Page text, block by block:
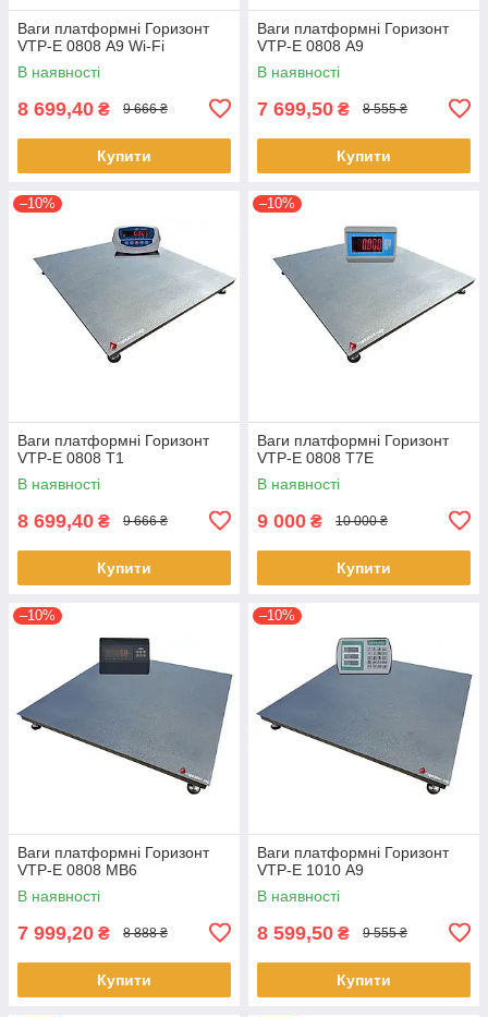
Ваги платформні Горизонт
VTP-Е 0808 A9 Wi-Fi
В наявності
8 699,40 ₴ 9 666 ₴
Купити
Ваги платформні Горизонт
VTP-Е 0808 А9
В наявності
7 699,50 ₴ 8 555 ₴
Купити
–10%
Ваги платформні Горизонт
VTP-Е 0808 T1
В наявності
8 699,40 ₴ 9 666 ₴
Купити
–10%
Ваги платформні Горизонт
VTP-Е 0808 T7E
В наявності
9 000 ₴ 10 000 ₴
Купити
–10%
Ваги платформні Горизонт
VTP-Е 0808 MB6
В наявності
7 999,20 ₴ 8 888 ₴
Купити
–10%
Ваги платформні Горизонт
VTP-Е 1010 А9
В наявності
8 599,50 ₴ 9 555 ₴
Купити